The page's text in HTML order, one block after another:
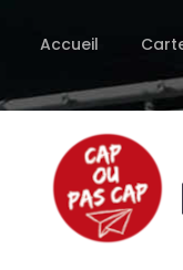
Accueil